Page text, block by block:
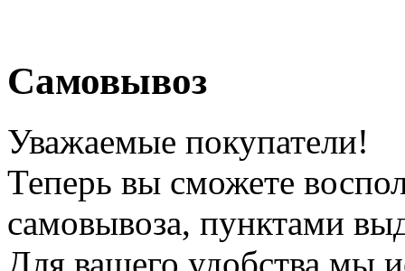
Самовывоз
Уважаемые покупатели!
Теперь вы сможете
самовывоза, пунктами
Для вашего удобства мы